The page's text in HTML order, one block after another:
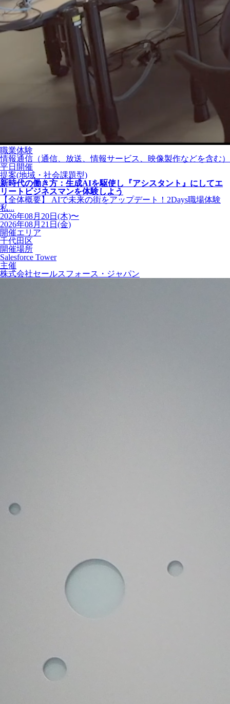
職業体験
情報通信（通信、放送、情報サービス、映像製作などを含む）
平日開催
提案(地域・社会課題型)
新時代の働き方：生成AIを駆使し『アシスタント』にしてエ
リートビジネスマンを体験しよう
【全体概要】 AIで未来の街をアップデート！2Days職場体験
私...
2026年08月20日(木)〜
2026年08月21日(金)
開催エリア
千代田区
開催場所
Salesforce Tower
主催
株式会社セールスフォース・ジャパン